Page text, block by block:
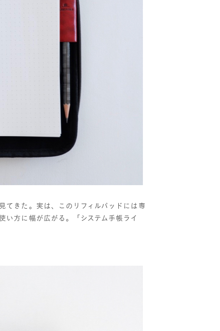
てきた。実は、このリフィルパッドには専
い方に幅が広がる。「システム手帳ライ